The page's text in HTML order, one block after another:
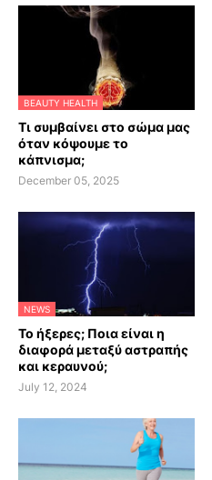
BEAUTY HEALTH
Τι συμβαίνει στο σώμα μας
όταν κόψουμε το
κάπνισμα;
December 05, 2025
NEWS
Το ήξερες; Ποια είναι η
διαφορά μεταξύ αστραπής
και κεραυνού;
July 12, 2024